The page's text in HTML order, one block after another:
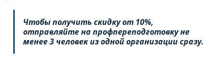
Чтобы получить скидку от 10%,
отправляйте на профпереподготовку не
менее 3 человек из одной организации сразу.